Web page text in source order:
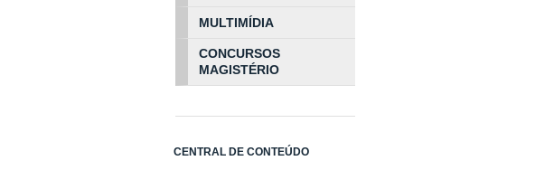
MULTIMÍDIA
CONCURSOS
MAGISTÉRIO
CENTRAL DE CONTEÚDO